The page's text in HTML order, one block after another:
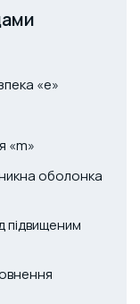
«е»
«m»
оболонка
підвищеним